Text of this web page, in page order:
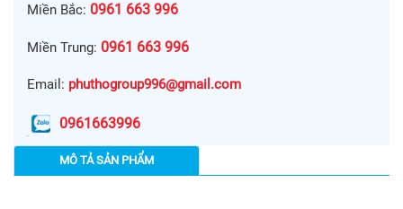
Miền Bắc: 0961 663 996
Miền Trung: 0961 663 996
Email: phuthogroup996@gmail.com
0961663996
MÔ TẢ SẢN PHẨM